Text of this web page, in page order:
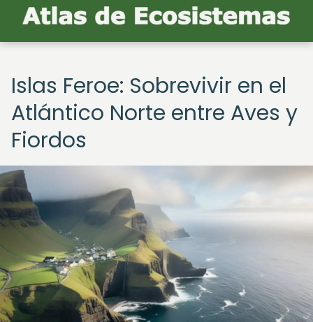
Islas Feroe: Sobrevivir en el
Atlántico Norte entre Aves y
Fiordos